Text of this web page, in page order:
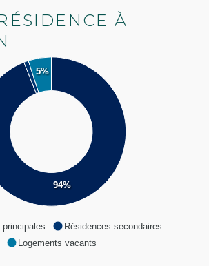
À
94%
5%
principales
Résidences secondaires
Logements vacants